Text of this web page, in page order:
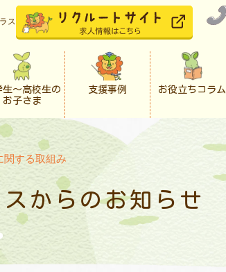
ス
生〜高校生の
お子さま
支援事例 お役立ちコラム
関する取組み
からのお知らせ